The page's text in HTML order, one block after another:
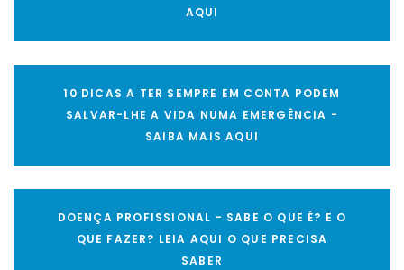
AQUI
10 DICAS A TER SEMPRE EM CONTA PODEM
SALVAR-LHE A VIDA NUMA EMERGÊNCIA -
SAIBA MAIS AQUI
DOENÇA PROFISSIONAL - SABE O QUE É? E O
QUE FAZER? LEIA AQUI O QUE PRECISA
SABER